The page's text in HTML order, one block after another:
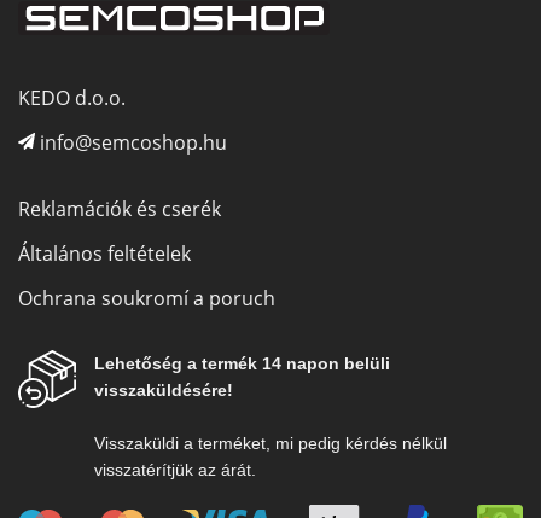
KEDO d.o.o.
info@semcoshop.hu
Reklamációk és cserék
Általános feltételek
Ochrana soukromí a poruch
Lehetőség a termék 14 napon belüli
visszaküldésére!
Visszaküldi a terméket, mi pedig kérdés nélkül
visszatérítjük az árát.